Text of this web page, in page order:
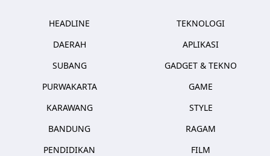
HEADLINE
DAERAH
SUBANG
PURWAKARTA
KARAWANG
BANDUNG
PENDIDIKAN
TEKNOLOGI
APLIKASI
GADGET & TEKNO
GAME
STYLE
RAGAM
FILM